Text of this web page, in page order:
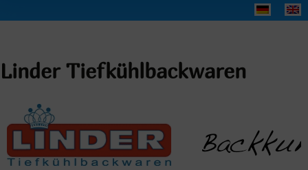
Linder Tiefkühlbackwaren